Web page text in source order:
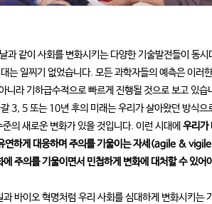
과 같이 사회를 변화시키는 다양한 기술발전들이 동시
는 일찌기 없었습니다. 모든 과학자들의 예측은 이러
니라 기하급수적으로 빠르게 진행될 것으로 보고 있습
3, 5 또는 10년 후의 미래는 우리가 살아왔던 방식으
의 새로운 변화가 있을 것입니다. 이런 시대에 우리가
연하게 대응하며 주의를 기울이는 자세(agile &
주의를 기울이면서 민첩하게 변화에 대처할 수 있어
바이오 혁명처럼 우리 사회를 심대하게 변화시키는